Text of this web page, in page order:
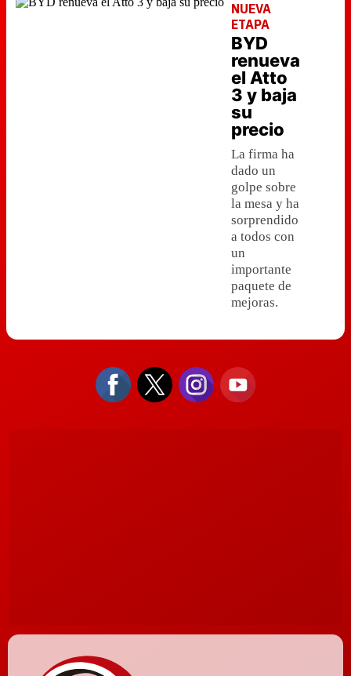
NUEVA
ETAPA
BYD
renueva
el Atto
3 y baja
su
precio
La firma ha
dado un
golpe sobre
la mesa y ha
sorprendido
a todos con
un
importante
paquete de
mejoras.